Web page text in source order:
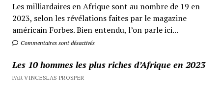
Les milliardaires en Afrique sont au nombre de 19 en
2023, selon les révélations faites par le magazine
américain Forbes. Bien entendu, l’on parle ici...
Commentaires sont désactivés
Les 10 hommes les plus riches d’Afrique en 2023
PAR VINCESLAS PROSPER